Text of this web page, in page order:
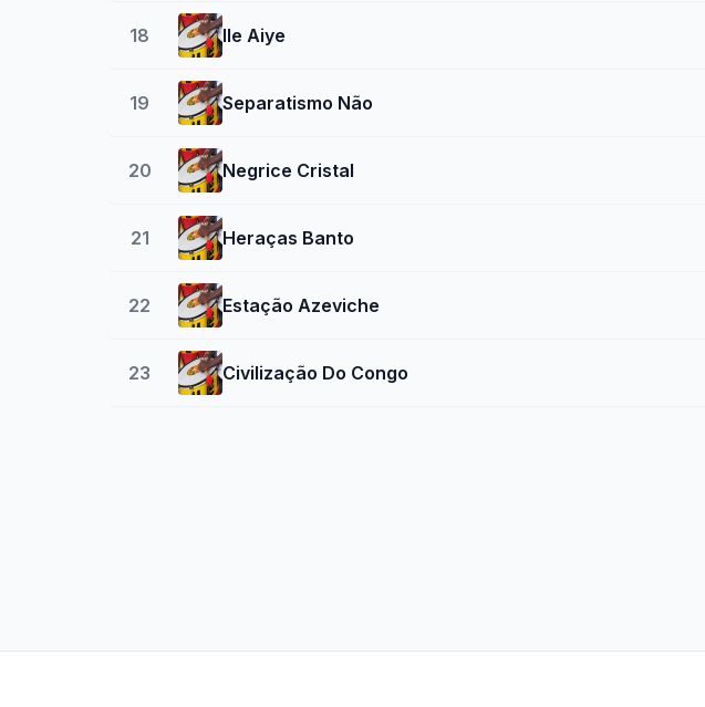
18 Ile Aiye
19 Separatismo Não
20 Negrice Cristal
21 Heraças Banto
22 Estação Azeviche
23 Civilização Do Congo